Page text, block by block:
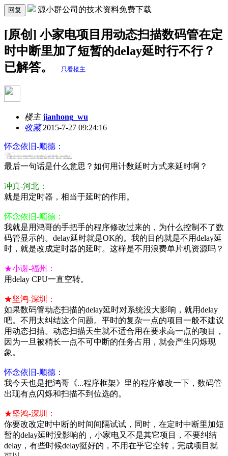
回复 源小群公司的技术资料免费下载
[原创] 小家电项目用动态扫描数码管在定
时中断里加了短暂的delay延时行不行？
已解答。
只看楼主
楼主 jianhong_wu
收藏2015-7-27 09:24:16
怀念依旧-顺德：
最后一句话是什么意思？如何用计数延时方式来延时啊？
冲真-河北：
就是用定时器，相当于延时的作用。
怀念依旧-顺德：
我就是用鸿哥的手把手的程序修改过来的，为什么控制不了数
码管显示的。delay延时就是OK的。我的目的就是不用delay延
时，就是改成定时器的延时。这样是不用浪费单片机资源吗？
★小谢-福州：
用delay CPU一直空转。
★坚鸿-深圳：
如果数码管动态扫描的delay延时对系统没大影响，就用delay
吧。不用太纠结这个问题。平时的复杂一点的项目一般不建议
用动态扫描。动态扫描天生就不适合用在要求高一点的项目，
因为一旦被稍长一点不可中断的任务占用，就会产生闪烁现
象。
怀念依旧-顺德：
我今天也是把鸿哥《...程序框架》里的程序修改一下，数码管
出现有点闪烁和扫描不到位选的。
★坚鸿-深圳：
你要改改定时中断的时间间隔试试，同时，在定时中断里加短
暂的delay延时没影响的，小家电又不是其它项目，不要纠结
delay，有些时候delay挺好的，不用在乎它空转，完成项目就